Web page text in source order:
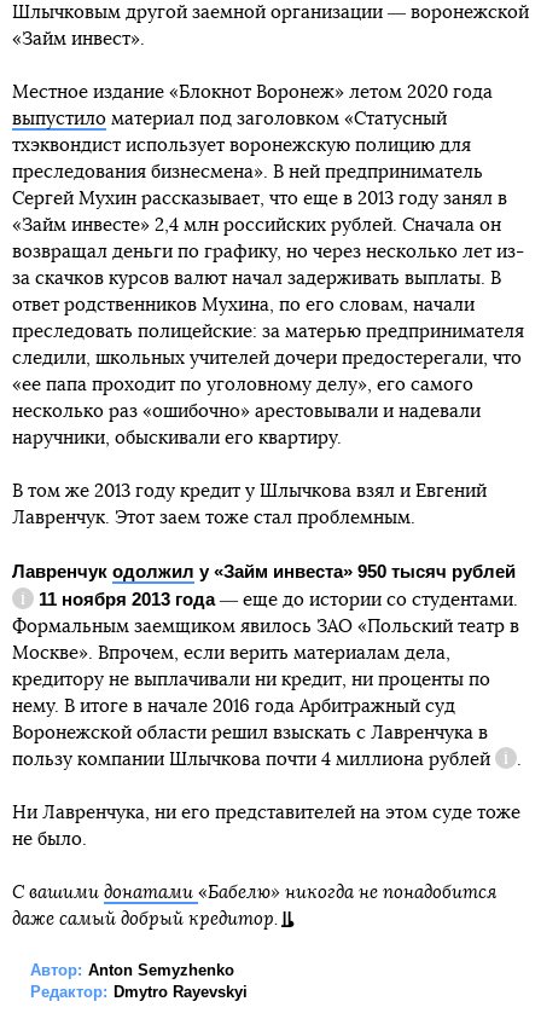
Шлычковым другой заемной организации ― воронежской
«Займ инвест».
Местное издание «Блокнот Воронеж» летом 2020 года
выпустило материал под заголовком «Статусный
тхэквондист использует воронежскую полицию для
преследования бизнесмена». В ней предприниматель
Сергей Мухин рассказывает, что еще в 2013 году занял в
«Займ инвесте» 2,4 млн российских рублей. Сначала он
возвращал деньги по графику, но через несколько лет из-
за скачков курсов валют начал задерживать выплаты. В
ответ родственников Мухина, по его словам, начали
преследовать полицейские: за матерью предпринимателя
следили, школьных учителей дочери предостерегали, что
«ее папа проходит по уголовному делу», его самого
несколько раз «ошибочно» арестовывали и надевали
наручники, обыскивали его квартиру.
В том же 2013 году кредит у Шлычкова взял и Евгений
Лавренчук. Этот заем тоже стал проблемным.
Лавренчук одолжил у «Займ инвеста» 950 тысяч рублей
Справка
11 ноября 2013 года― еще до истории со студентами.
Формальным заемщиком явилось ЗАО «Польский театр в
Москве». Впрочем, если верить материалам дела,
кредитору не выплачивали ни кредит, ни проценты по
нему. В итоге в начале 2016 года Арбитражный суд
Воронежской области решил взыскать с Лавренчука в
пользу компании Шлычкова почти 4 миллиона рублей .
Ни Лавренчука, ни его представителей на этом суде тоже
не было.
С вашими донатами «Бабелю» никогда не понадобится
даже самый добрый кредитор.
Автор: Anton Semyzhenko
Редактор: Dmytro Rayevskyi